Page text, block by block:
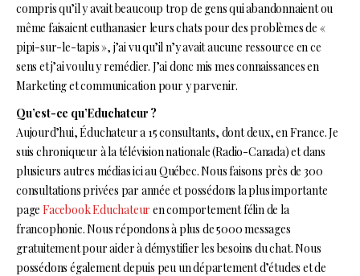
compris qu’il y avait beaucoup trop de gens qui abandonnaient ou
même faisaient euthanasier leurs chats pour des problèmes de «
pipi-sur-le-tapis », j’ai vu qu’il n’y avait aucune ressource en ce
sens et j’ai voulu y remédier. J’ai donc mis mes connaissances en
Marketing et communication pour y parvenir.
Qu’est-ce qu’Educhateur ?
Aujourd’hui, Éduchateur a 15 consultants, dont deux, en France. Je
suis chroniqueur à la télévision nationale (Radio-Canada) et dans
plusieurs autres médias ici au Québec. Nous faisons près de 300
consultations privées par année et possédons la plus importante
page Facebook Educhateur en comportement félin de la
francophonie. Nous répondons à plus de 5000 messages
gratuitement pour aider à démystifier les besoins du chat. Nous
possédons également depuis peu un département d’études et de